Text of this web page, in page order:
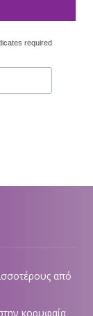
required
από
κορυφαία